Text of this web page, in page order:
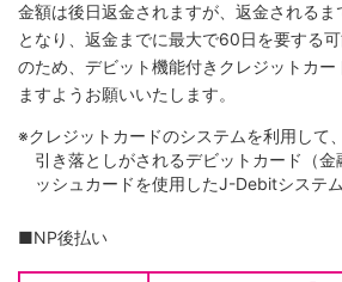
金額は後日返金されますが、返金されるま
となり、返金までに最大で60日を要する
のため、デビット機能付きクレジットカー
ますようお願いいたします。
※クレジットカードのシステムを利用して
引き落としがされるデビットカード（
ッシュカードを使用したJ-Debitシステ
■NP後払い